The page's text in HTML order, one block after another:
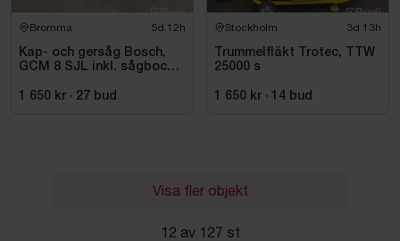
Bromma 5d 12h
Kap- och gersåg Bosch,
GCM 8 SJL inkl. sågbock
1 650 kr · 27 bud
Stockholm 3d 13h
Trummelfläkt Trotec, TTW
25000 s
1 650 kr · 14 bud
Visa fler objekt
12 av 127 st